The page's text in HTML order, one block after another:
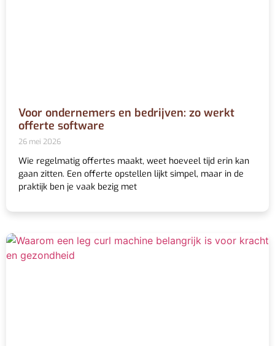
Voor ondernemers en bedrijven: zo werkt
offerte software
26 mei 2026
Wie regelmatig offertes maakt, weet hoeveel tijd erin kan
gaan zitten. Een offerte opstellen lijkt simpel, maar in de
praktijk ben je vaak bezig met